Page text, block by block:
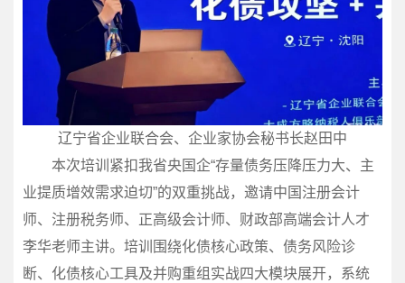
辽宁省企业联合会、企业家协会秘书长赵田中
本次培训紧扣我省央国企“存量债务压降压力大、主
业提质增效需求迫切”的双重挑战，邀请中国注册会计
师、注册税务师、正高级会计师、财政部高端会计人才
李华老师主讲。培训围绕化债核心政策、债务风险诊
断、化债核心工具及并购重组实战四大模块展开，系统